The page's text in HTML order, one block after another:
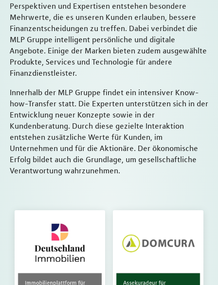
Perspektiven und Expertisen entstehen besondere
Mehrwerte, die es unseren Kunden erlauben, bessere
Finanzentscheidungen zu treffen. Dabei verbindet die
MLP Gruppe intelligent persönliche und digitale
Angebote. Einige der Marken bieten zudem ausgewählte
Produkte, Services und Technologie für andere
Finanzdienstleister.
Innerhalb der MLP Gruppe findet ein intensiver Know-
how-Transfer statt. Die Experten unterstützen sich in der
Entwicklung neuer Konzepte sowie in der
Kundenberatung. Durch diese gezielte Interaktion
entstehen zusätzliche Werte für Kunden, im
Unternehmen und für die Aktionäre. Der ökonomische
Erfolg bildet auch die Grundlage, um gesellschaftliche
Verantwortung wahrzunehmen.